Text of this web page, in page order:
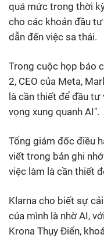
quá mức trong thời
cho các khoản đầu
dẫn đến việc sa thải.
Trong cuộc họp báo
2, CEO của Meta,
là cần thiết để đầu
vọng xung quanh AI".
Tổng giám đốc điều
viết trong bản ghi
việc làm là cần thiết
Klarna cho biết sự
của mình là nhờ AI,
Krona Thụy Điển,